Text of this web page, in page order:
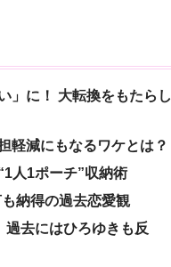
」に！ 大転換をもたらし
軽減にもなるワケとは？
人1ポーチ”収納術
納得の過去恋愛観
去にはひろゆきも反